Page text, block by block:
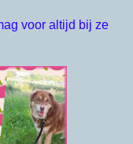
voor altijd bij ze